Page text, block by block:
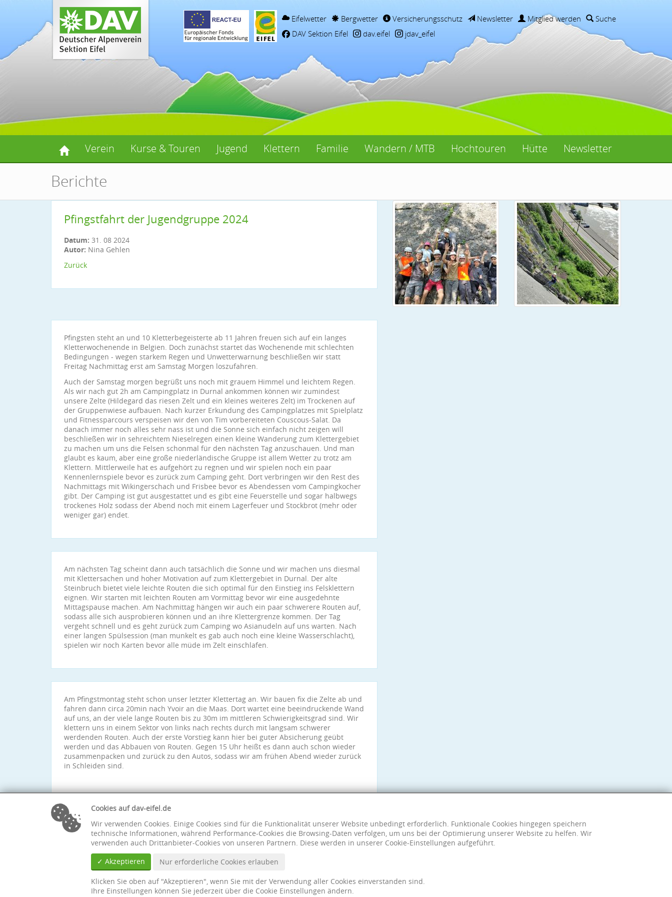
Eifelwetter Bergwetter Versicherungsschutz Newsletter Mitglied werden
Suche
DAV Sektion Eifel
dav.eifel jdav_eifel
Verein Kurse & Touren Jugend Klettern Familie Wandern / MTB Hochtouren Hütte Newsletter
Berichte
Pfingstfahrt der Jugendgruppe 2024
Datum: 31. 08 2024
Autor: Nina Gehlen
Zurück
Pfingsten steht an und 10 Kletterbegeisterte ab 11 Jahren freuen sich auf ein langes
Kletterwochenende in Belgien. Doch zunächst startet das Wochenende mit schlechten
Bedingungen - wegen starkem Regen und Unwetterwarnung beschließen wir statt
Freitag Nachmittag erst am Samstag Morgen loszufahren.
Auch der Samstag morgen begrüßt uns noch mit grauem Himmel und leichtem Regen.
Als wir nach gut 2h am Campingplatz in Durnal ankommen können wir zumindest
unsere Zelte (Hildegard das riesen Zelt und ein kleines weiteres Zelt) im Trockenen auf
der Gruppenwiese aufbauen. Nach kurzer Erkundung des Campingplatzes mit Spielplatz
und Fitnessparcours verspeisen wir den von Tim vorbereiteten Couscous-Salat. Da
danach immer noch alles sehr nass ist und die Sonne sich einfach nicht zeigen will
beschließen wir in sehreichtem Nieselregen einen kleine Wanderung zum Klettergebiet
zu machen um uns die Felsen schonmal für den nächsten Tag anzuschauen. Und man
glaubt es kaum, aber eine große niederländische Gruppe ist allem Wetter zu trotz am
Klettern. Mittlerweile hat es aufgehört zu regnen und wir spielen noch ein paar
Kennenlernspiele bevor es zurück zum Camping geht. Dort verbringen wir den Rest des
Nachmittags mit Wikingerschach und Frisbee bevor es Abendessen vom Campingkocher
gibt. Der Camping ist gut ausgestattet und es gibt eine Feuerstelle und sogar halbwegs
trockenes Holz sodass der Abend noch mit einem Lagerfeuer und Stockbrot (mehr oder
weniger gar) endet.
Am nächsten Tag scheint dann auch tatsächlich die Sonne und wir machen uns diesmal
mit Klettersachen und hoher Motivation auf zum Klettergebiet in Durnal. Der alte
Steinbruch bietet viele leichte Routen die sich optimal für den Einstieg ins Felsklettern
eignen. Wir starten mit leichten Routen am Vormittag bevor wir eine ausgedehnte
Mittagspause machen. Am Nachmittag hängen wir auch ein paar schwerere Routen auf,
sodass alle sich ausprobieren können und an ihre Klettergrenze kommen. Der Tag
vergeht schnell und es geht zurück zum Camping wo Asianudeln auf uns warten. Nach
einer langen Spülsession (man munkelt es gab auch noch eine kleine Wasserschlacht),
spielen wir noch Karten bevor alle müde im Zelt einschlafen.
Am Pfingstmontag steht schon unser letzter Klettertag an. Wir bauen fix die Zelte ab und
fahren dann circa 20min nach Yvoir an die Maas. Dort wartet eine beeindruckende Wand
auf uns, an der viele lange Routen bis zu 30m im mittleren Schwierigkeitsgrad sind. Wir
klettern uns in einem Sektor von links nach rechts durch mit langsam schwerer
werdenden Routen. Auch der erste Vorstieg kann hier bei guter Absicherung geübt
werden und das Abbauen von Routen. Gegen 15 Uhr heißt es dann auch schon wieder
zusammenpacken und zurück zu den Autos, sodass wir am frühen Abend wieder zurück
in Schleiden sind.
Wir freuen uns auf die Pfingstfahrt nächstes Jahr (hoffentlich mit weniger Regen und
mehr klettern :))!Cookies auf dav-eifel.de
Wir verwenden Cookies. Einige Cookies sind für die Funktionalität unserer Website unbedingt erforderlich. Funktionale Cookies hingegen speichern
technische Informationen, während Performance-Cookies die Browsing-Daten verfolgen, um uns bei der Optimierung unserer Website zu helfen. Wir
verwenden auch Drittanbieter-Cookies von unseren Partnern. Diese werden in unserer Cookie-Einstellungen aufgeführt.
✓ Akzeptieren
Nur erforderliche Cookies erlauben
Klicken Sie oben auf "Akzeptieren", wenn Sie mit der Verwendung aller Cookies einverstanden sind.
Ihre Einstellungen können Sie jederzeit über die Cookie Einstellungen ändern.